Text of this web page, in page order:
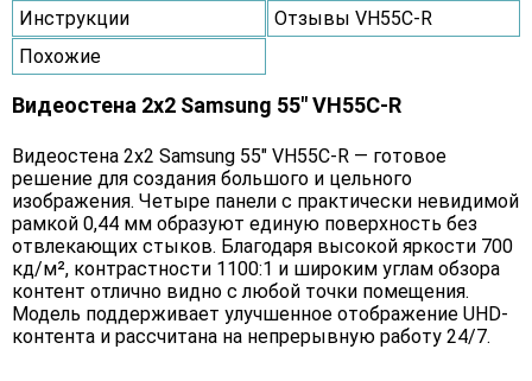
Инструкции
Отзывы VH55C-R
Похожие
Видеостена 2x2 Samsung 55" VH55C-R
Видеостена 2x2 Samsung 55" VH55C-R — готовое
решение для создания большого и цельного
изображения. Четыре панели с практически невидимой
рамкой 0,44 мм образуют единую поверхность без
отвлекающих стыков. Благодаря высокой яркости 700
кд/м², контрастности 1100:1 и широким углам обзора
контент отлично видно с любой точки помещения.
Модель поддерживает улучшенное отображение UHD-
контента и рассчитана на непрерывную работу 24/7.